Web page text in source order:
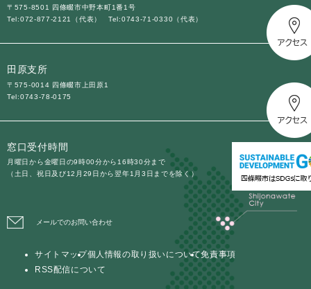
〒575-8501 四條畷市中野本町1番1号
Tel:072-877-2121（代表）
Tel:0743-71-0330（代表）
田原支所
〒575-0014 四條畷市上田原1
Tel:0743-78-0175
窓口受付時間
月曜日から金曜日の9時00分から16時30分まで
（土日、祝日及び12月29日から翌年1月3日までを除く）
メールでのお問い合わせ
サイトマップ個人情報の取り扱いについて免責事項
RSS配信について